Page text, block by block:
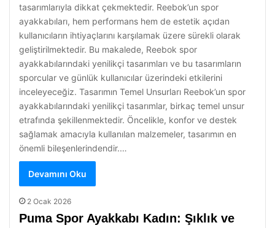
tasarımlarıyla dikkat çekmektedir. Reebok’un spor
ayakkabıları, hem performans hem de estetik açıdan
kullanıcıların ihtiyaçlarını karşılamak üzere sürekli olarak
geliştirilmektedir. Bu makalede, Reebok spor
ayakkabılarındaki yenilikçi tasarımları ve bu tasarımların
sporcular ve günlük kullanıcılar üzerindeki etkilerini
inceleyeceğiz. Tasarımın Temel Unsurları Reebok’un spor
ayakkabılarındaki yenilikçi tasarımlar, birkaç temel unsur
etrafında şekillenmektedir. Öncelikle, konfor ve destek
sağlamak amacıyla kullanılan malzemeler, tasarımın en
önemli bileşenlerindendir.…
Devamını Oku
2 Ocak 2026
Puma Spor Ayakkabı Kadın: Şıklık ve